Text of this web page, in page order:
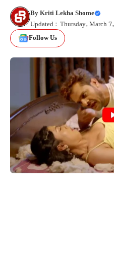
ByKriti Lekha Shome
Updated : Thursday, March
Follow Us